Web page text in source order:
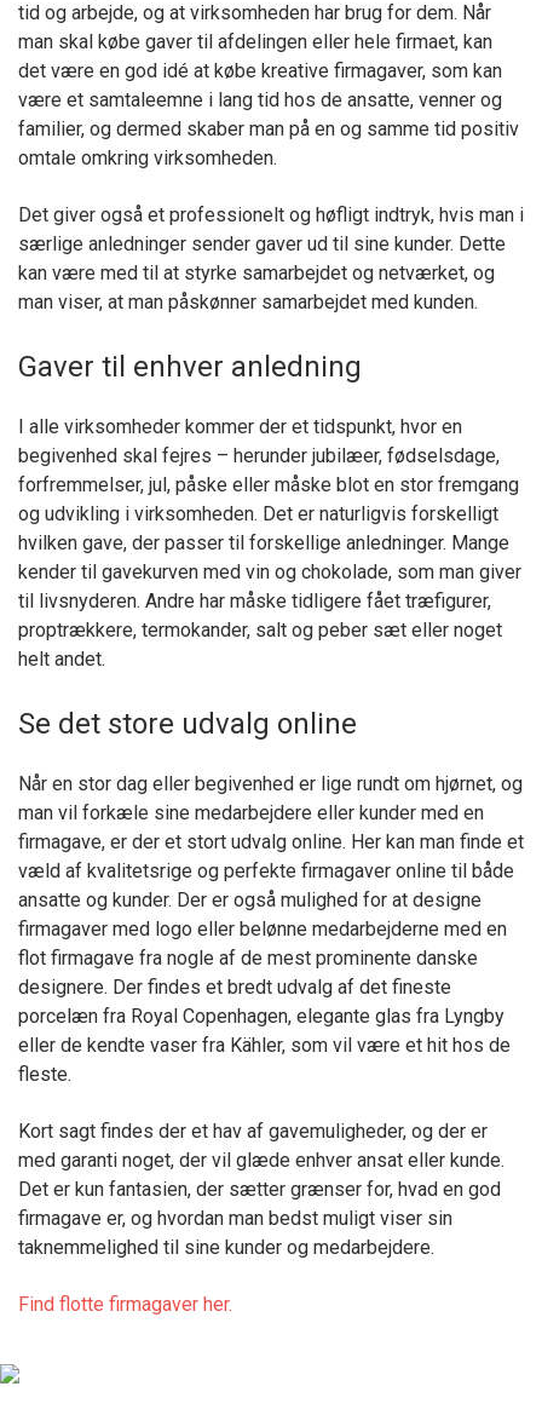
tid og arbejde, og at virksomheden har brug for dem. Når
man skal købe gaver til afdelingen eller hele firmaet, kan
det være en god idé at købe kreative firmagaver, som kan
være et samtaleemne i lang tid hos de ansatte, venner og
familier, og dermed skaber man på en og samme tid positiv
omtale omkring virksomheden.
Det giver også et professionelt og høfligt indtryk, hvis man i
særlige anledninger sender gaver ud til sine kunder. Dette
kan være med til at styrke samarbejdet og netværket, og
man viser, at man påskønner samarbejdet med kunden.
Gaver til enhver anledning
I alle virksomheder kommer der et tidspunkt, hvor en
begivenhed skal fejres – herunder jubilæer, fødselsdage,
forfremmelser, jul, påske eller måske blot en stor fremgang
og udvikling i virksomheden. Det er naturligvis forskelligt
hvilken gave, der passer til forskellige anledninger. Mange
kender til gavekurven med vin og chokolade, som man giver
til livsnyderen. Andre har måske tidligere fået træfigurer,
proptrækkere, termokander, salt og peber sæt eller noget
helt andet.
Se det store udvalg online
Når en stor dag eller begivenhed er lige rundt om hjørnet, og
man vil forkæle sine medarbejdere eller kunder med en
firmagave, er der et stort udvalg online. Her kan man finde et
væld af kvalitetsrige og perfekte firmagaver online til både
ansatte og kunder. Der er også mulighed for at designe
firmagaver med logo eller belønne medarbejderne med en
flot firmagave fra nogle af de mest prominente danske
designere. Der findes et bredt udvalg af det fineste
porcelæn fra Royal Copenhagen, elegante glas fra Lyngby
eller de kendte vaser fra Kähler, som vil være et hit hos de
fleste.
Kort sagt findes der et hav af gavemuligheder, og der er
med garanti noget, der vil glæde enhver ansat eller kunde.
Det er kun fantasien, der sætter grænser for, hvad en god
firmagave er, og hvordan man bedst muligt viser sin
taknemmelighed til sine kunder og medarbejdere.
Find flotte firmagaver her.